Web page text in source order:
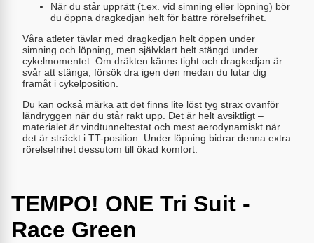
När du står upprätt (t.ex. vid simning eller löpning) bör
du öppna dragkedjan helt för bättre rörelsefrihet.
Våra atleter tävlar med dragkedjan helt öppen under
simning och löpning, men självklart helt stängd under
cykelmomentet. Om dräkten känns tight och dragkedjan är
svår att stänga, försök dra igen den medan du lutar dig
framåt i cykelposition.
Du kan också märka att det finns lite löst tyg strax ovanför
ländryggen när du står rakt upp. Det är helt avsiktligt –
materialet är vindtunneltestat och mest aerodynamiskt när
det är sträckt i TT-position. Under löpning bidrar denna extra
rörelsefrihet dessutom till ökad komfort.
TEMPO! ONE Tri Suit -
Race Green